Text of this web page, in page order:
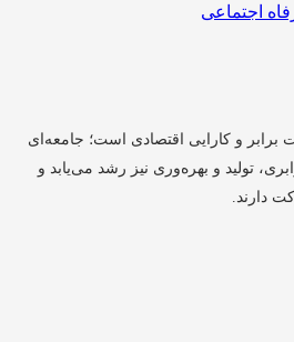
اجتماعی
برابر و کارایی اقتصادی است؛ جامعه‌ای
تولید و بهره‌وری نیز رشد می‌یابد و
دارند.